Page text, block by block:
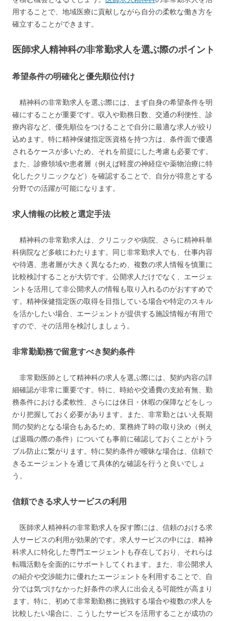
用することで、地域医療に貢献しながら自分の柔軟な働き方を
確立することができます。
医師求人精神科の非常勤求人を選ぶ際のポイント
希望条件の明確化と優先順位付け
精神科の非常勤求人を選ぶ際には、まず自身の希望条件を明
確にすることが重要です。収入や勤務日数、交通の利便性、診
療内容など、優先順位をつけることで自分に最適な求人が絞り
込めます。特に精神保健指定医資格を持つ方は、条件面で優遇
されるケースが多いため、それを前提にした考慮も必要です。
また、診療領域や患者層（例えば軽度の神経症や薬物治療に特
化したクリニックなど）を確認することで、自分が得意とする
分野での活躍が可能になります。
求人情報の比較と選定手法
精神科の非常勤求人は、クリニックや病院、さらに精神科単
科病院など多岐にわたります。同じ非常勤求人でも、仕事内容
や待遇、患者層が大きく異なるため、複数の求人情報を慎重に
比較検討することが大切です。公開求人だけでなく、エージェ
ントを活用して非公開求人の情報も取り入れるのがおすすめで
す。精神保健指定医の取得を目指している場合や特定のスキル
を活かしたい場合、エージェントが提供する施設情報が有用で
すので、その活用を検討しましょう。
非常勤勤務で留意すべき契約条件
非常勤医師として精神科の求人を選ぶ際には、契約内容の詳
細確認が非常に重要です。特に、時給や交通費の支給有無、勤
務条件における柔軟性、さらには休日・休暇の保障などをしっ
かり把握しておく必要があります。また、非常勤とはいえ長期
間の契約となる場合もあるため、業務終了時の取り決め（例え
ば退職の際の条件）についても事前に確認しておくことがトラ
ブル防止に繋がります。特に契約条件が曖昧な場合は、信頼で
きるエージェントを通じて具体的な確認を行うと良いでしょ
う。
信頼できる求人サービスの利用
医師求人精神科の非常勤求人を探す際には、信頼のおける求
人サービスの利用が効果的です。求人サービスの中には、精神
科求人に特化した専門エージェントも存在しており、それらは
転職活動を全面的にサポートしてくれます。また、非公開求人
の紹介や交渉能力に優れたエージェントを利用することで、自
分では気づけなかった好条件の求人に出会える可能性が高まり
ます。特に、初めて非常勤勤務に挑戦する場合や複数の求人を
比較したい場合に、こうしたサービスを活用することが成功の